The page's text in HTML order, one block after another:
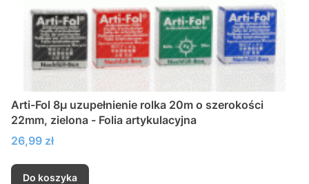
Arti-Fol 8µ uzupełnienie rolka 20m o szerokości
22mm, zielona - Folia artykulacyjna
Cena
26,99 zł
Do koszyka